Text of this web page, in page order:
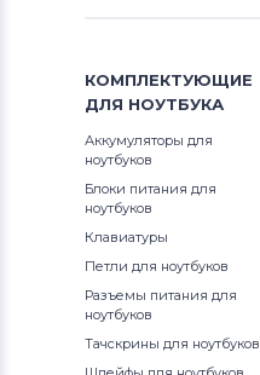
КОМПЛЕКТУЮЩИЕ
ДЛЯ НОУТБУКА
Аккумуляторы для
ноутбуков
Блоки питания для
ноутбуков
Клавиатуры
Петли для ноутбуков
Разъемы питания для
ноутбуков
Тачскрины для ноутбуков